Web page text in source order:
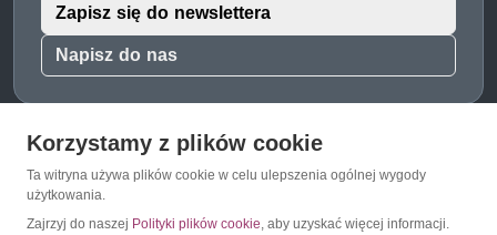
Napisz do nas
Zapisz się do newslettera
O Znaczkopol.pl
O nas
Korzystamy z plików cookie
Ta witryna używa plików cookie w celu ulepszenia ogólnej wygody
użytkowania.
Zajrzyj do naszej Polityki plików cookie, aby uzyskać więcej informacji.